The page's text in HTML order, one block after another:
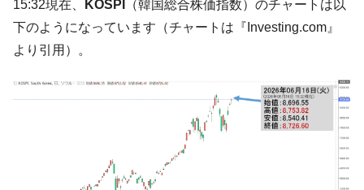
『Money1』
い「50.5％」に上昇
『Money1』
韓国大統領府ボンクラ政策室長が告発され
た ⇒ 国家が行った恐るべき株価操作であり、空前の国政壟
韓国･警察職員が「丸刈りになって抗議活
15:32現在、
KOSPI
（韓国総合株価指数）のチャートは以
下のようになっています（チャートは『Investing.com』
より引用）。